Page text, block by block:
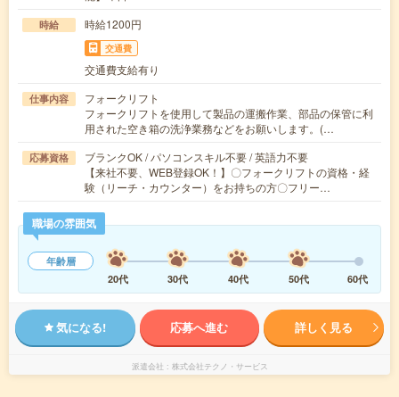
時給 時給1200円
交通費
交通費支給有り
仕事内容
フォークリフト
フォークリフトを使用して製品の運搬作業、部品の保管に利
用された空き箱の洗浄業務などをお願いします。(…
応募資格
ブランクOK / パソコンスキル不要 / 英語力不要
【来社不要、WEB登録OK！】〇フォークリフトの資格・経
験（リーチ・カウンター）をお持ちの方〇フリー…
職場の雰囲気
年齢層
20代
30代 40代 50代 60代
気になる! 応募へ進む 詳しく見る
派遣会社 株式会社テクノ・サービス